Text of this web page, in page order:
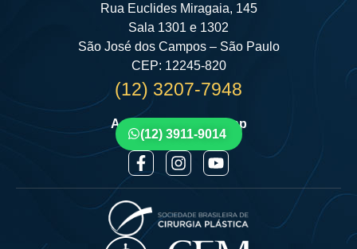
Rua Euclides Miragaia, 145
Sala 1301 e 1302
São José dos Campos – São Paulo
CEP: 12245-820
(12) 3207-7948
Agende por Whatsapp
(12) 3911-9014